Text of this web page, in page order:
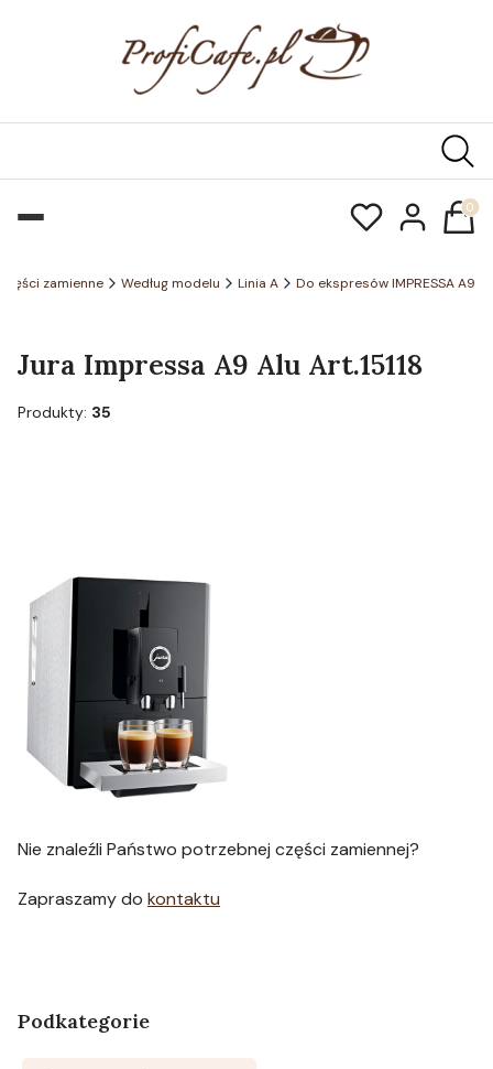
zamienne Według modelu Linia A Do ekspresów IMPRESSA A9
Jura Impressa A9 Alu Art.15118
Produkty: 35
Nie znaleźli Państwo potrzebnej części zamiennej?
Zapraszamy do kontaktu
Podkategorie